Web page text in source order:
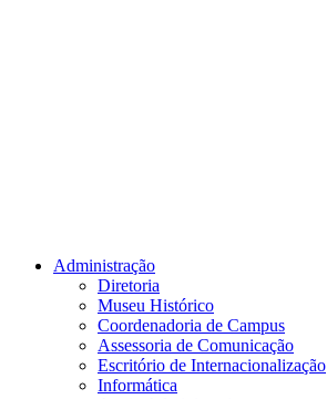
Administração
Diretoria
Museu Histórico
Coordenadoria de Campus
Assessoria de Comunicação
Escritório de Internacionalização
Informática